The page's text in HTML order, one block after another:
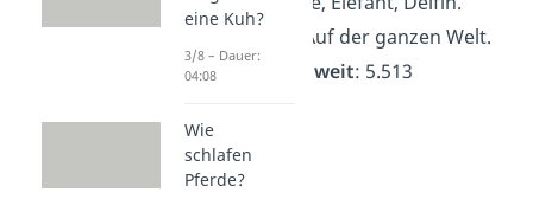
: Auf der ganzen Welt.
Artenzahl weltweit: 5.513
eine Kuh?
3/8 – Dauer:
04:08
Wie
schlafen
Pferde?